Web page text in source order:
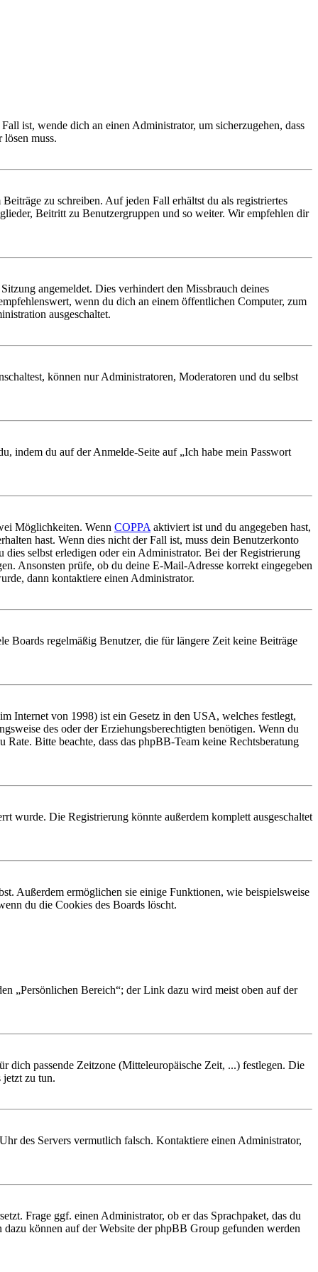
ist, wende dich an einen Administrator, um sicherzugehen, dass
muss.
zu schreiben. Auf jeden Fall erhältst du als registriertes
Beitritt zu Benutzergruppen und so weiter. Wir empfehlen dir
angemeldet. Dies verhindert den Missbrauch deines
wenn du dich an einem öffentlichen Computer, zum
ausgeschaltet.
können nur Administratoren, Moderatoren und du selbst
indem du auf der Anmelde-Seite auf „Ich habe mein Passwort
Möglichkeiten. Wenn COPPA aktiviert ist und du angegeben hast,
hast. Wenn dies nicht der Fall ist, muss dein Benutzerkonto
selbst erledigen oder ein Administrator. Bei der Registrierung
Ansonsten prüfe, ob du deine E-Mail-Adresse korrekt eingegeben
dann kontaktiere einen Administrator.
Boards regelmäßig Benutzer, die für längere Zeit keine Beiträge
Internet von 1998) ist ein Gesetz in den USA, welches festlegt,
des oder der Erziehungsberechtigten benötigen. Wenn du
Bitte beachte, dass das phpBB-Team keine Rechtsberatung
wurde. Die Registrierung könnte außerdem komplett ausgeschaltet
Außerdem ermöglichen sie einige Funktionen, wie beispielsweise
du die Cookies des Boards löscht.
„Persönlichen Bereich“; der Link dazu wird meist oben auf der
dich passende Zeitzone (Mitteleuropäische Zeit, ...) festlegen. Die
jetzt zu tun.
des Servers vermutlich falsch. Kontaktiere einen Administrator,
Frage ggf. einen Administrator, ob er das Sprachpaket, das du
können auf der Website der phpBB Group gefunden werden